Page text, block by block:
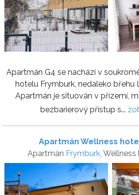
Apartmán G4 se nachází v
hotelu Frymburk, nedaleko břehu
Apartmán je situován v přízemí,
bezbarierový přístup s...
Apartmán Wellness
Apartmán Frymburk,